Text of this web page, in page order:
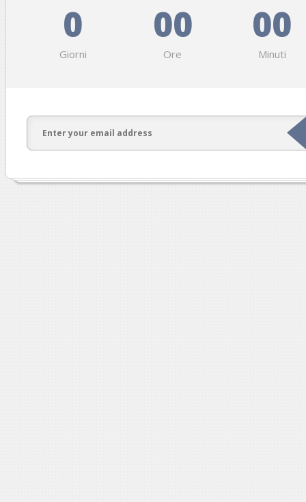
0
Giorni
00
Ore
00
Minuti